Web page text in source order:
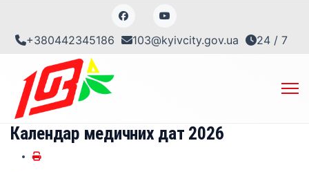
+380442345186 103@kyivcity.gov.ua 24 / 7
Календар медичних дат 2026